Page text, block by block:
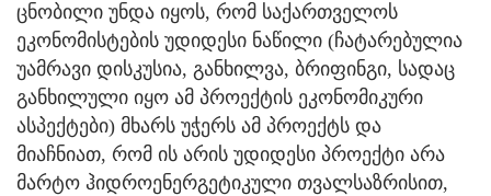
ცნობილი უნდა იყოს, რომ საქართველოს
ეკონომისტების უდიდესი ნაწილი (ჩატარებულია
უამრავი დისკუსია, განხილვა, ბრიფინგი, სადაც
განხილული იყო ამ პროექტის ეკონომიკური
ასპექტები) მხარს უჭერს ამ პროექტს და
მიაჩნიათ, რომ ის არის უდიდესი პროექტი არა
მარტო ჰიდროენერგეტიკული თვალსაზრისით,